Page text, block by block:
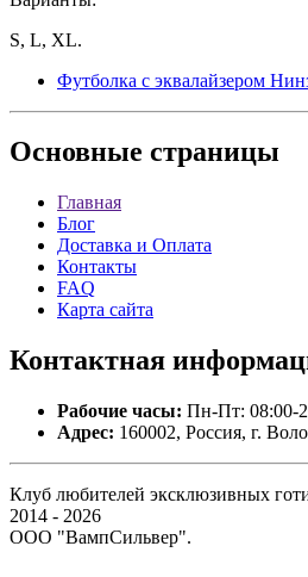
S, L, XL.
Футболка с эквалайзером
Основные страницы
Главная
Блог
Доставка и Оплата
Контакты
FAQ
Карта сайта
Контактная
Рабочие часы: Пн-Пт: 08:00-
Адрес: 160002, Россия, г.
Клуб любителей эксклюзивных
2014 - 2026
ООО "ВампСильвер".